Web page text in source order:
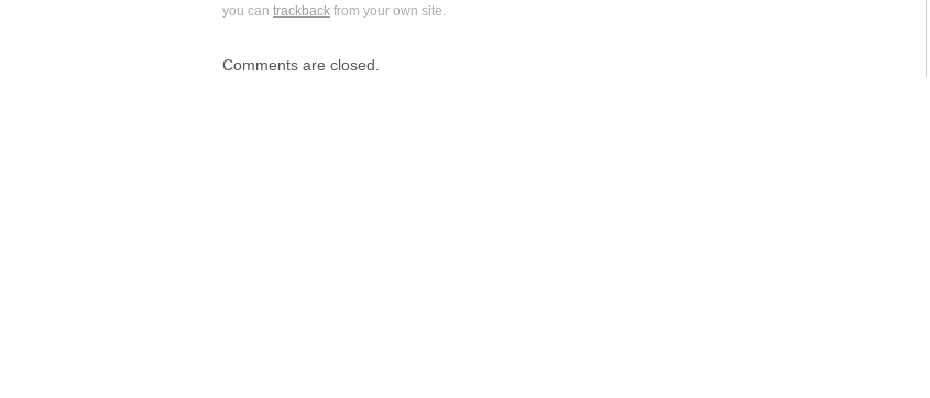
you can trackback from your own site.
Comments are closed.